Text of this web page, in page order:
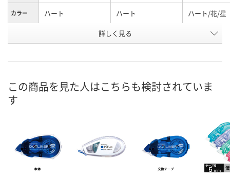
カラー ハート ハート ハート/花/星
NX75382 X915076
お届け日 8月11日（火） 8月11日（火） 8月11日（火）
カゴへ カゴへ カ
詳しく見る
この商品を見た人はこちらも検討されていま
す